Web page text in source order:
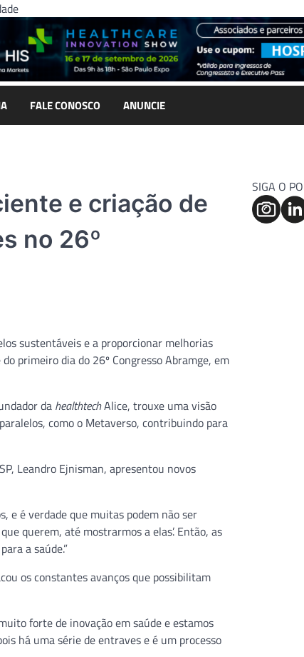
FALE CONOSCO ANUNCIE
e criação de
no 26º
sustentáveis e a proporcionar melhorias
primeiro dia do 26º Congresso Abramge, em
da healthtechAlice, trouxe uma visão
como o Metaverso, contribuindo para
Leandro Ejnisman, apresentou novos
e é verdade que muitas podem não ser
querem, até mostrarmos a elas’. Então, as
a saúde.”
os constantes avanços que possibilitam
forte de inovação em saúde e estamos
há uma série de entraves e é um processo
SIGA O